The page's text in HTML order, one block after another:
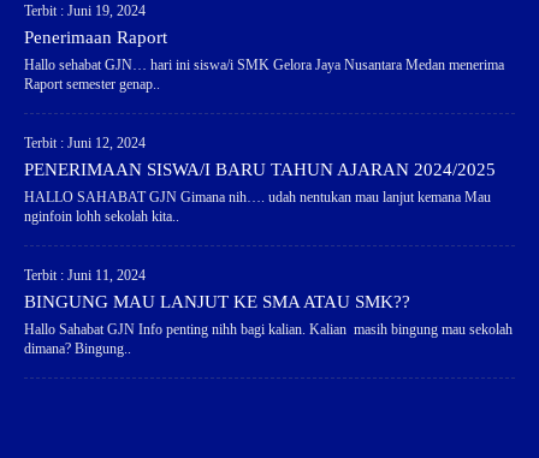
Terbit : Juni 19, 2024
Penerimaan Raport
Hallo sehabat GJN… hari ini siswa/i SMK Gelora Jaya Nusantara Medan menerima
Raport semester genap..
Terbit : Juni 12, 2024
PENERIMAAN SISWA/I BARU TAHUN AJARAN 2024/2025
HALLO SAHABAT GJN Gimana nih…. udah nentukan mau lanjut kemana Mau
nginfoin lohh sekolah kita..
Terbit : Juni 11, 2024
BINGUNG MAU LANJUT KE SMA ATAU SMK??
Hallo Sahabat GJN Info penting nihh bagi kalian. Kalian masih bingung mau sekolah
dimana? Bingung..